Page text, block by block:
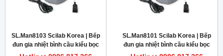
SL.Man8103 Scilab Korea | Bếp
đun gia nhiệt bình cầu kiểu bọc
vải 250ml
SL.Man8101 Scilab Korea | Bếp
đun gia nhiệt bình cầu kiểu bọc
vải 50ml